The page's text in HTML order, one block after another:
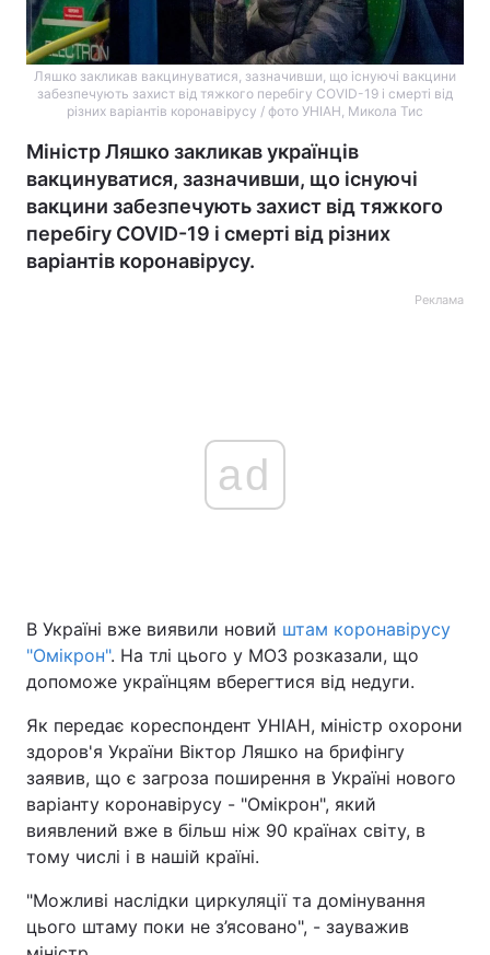
Ляшко закликав вакцинуватися, зазначивши, що існуючі вакцини
забезпечують захист від тяжкого перебігу COVID-19 і смерті від
різних варіантів коронавірусу / фото УНІАН, Микола Тис
Міністр Ляшко закликав українців
вакцинуватися, зазначивши, що існуючі
вакцини забезпечують захист від тяжкого
перебігу COVID-19 і смерті від різних
варіантів коронавірусу.
Реклама
ad
В Україні вже виявили новий штам коронавірусу
"Омікрон". На тлі цього у МОЗ розказали, що
допоможе українцям вберегтися від недуги.
Як передає кореспондент УНІАН, міністр охорони
здоров'я України Віктор Ляшко на брифінгу
заявив, що є загроза поширення в Україні нового
варіанту коронавірусу - "Омікрон", який
виявлений вже в більш ніж 90 країнах світу, в
тому числі і в нашій країні.
"Можливі наслідки циркуляції та домінування
цього штаму поки не з’ясовано", - зауважив